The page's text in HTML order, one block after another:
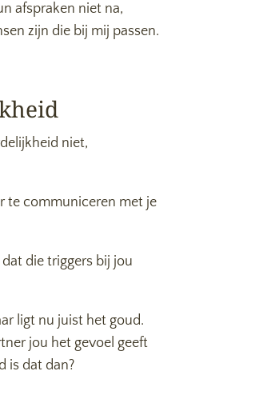
afspraken niet na,
zijn die bij mij passen.
niet,
te communiceren met je
die triggers bij jou
ligt nu juist het goud.
jou het gevoel geeft
is dat dan?